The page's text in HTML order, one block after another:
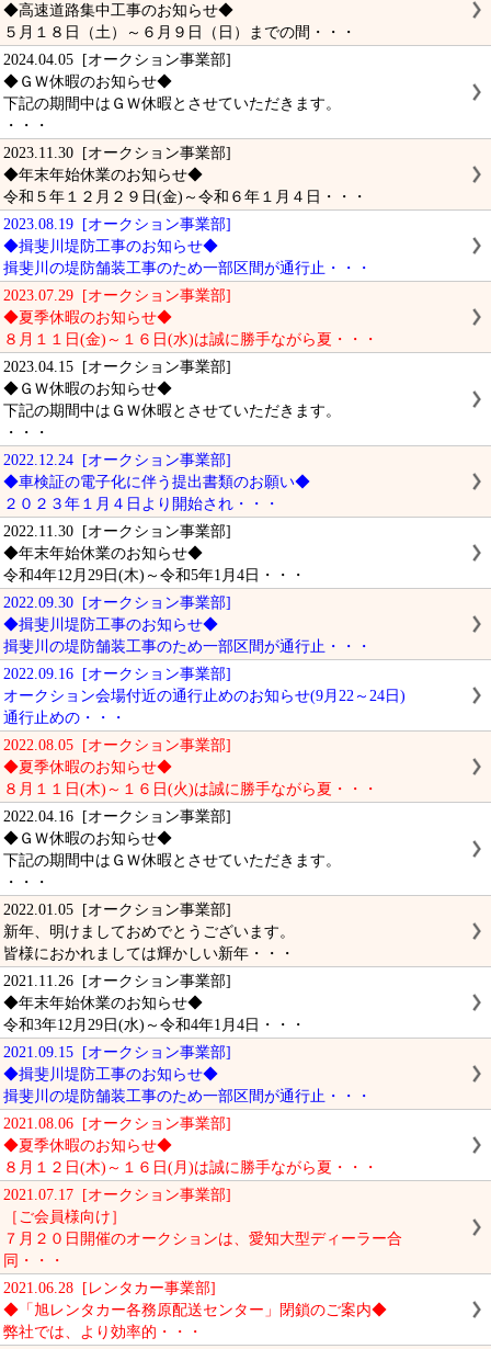
◆高速道路集中工事のお知らせ◆
５月１８日（土）～６月９日（日）までの間・・・
2024.04.05 [オークション事業部]
◆ＧＷ休暇のお知らせ◆
下記の期間中はＧＷ休暇とさせていただきます。
・・・
2023.11.30 [オークション事業部]
◆年末年始休業のお知らせ◆
令和５年１２月２９日(金)～令和６年１月４日・・・
2023.08.19 [オークション事業部]
◆揖斐川堤防工事のお知らせ◆
揖斐川の堤防舗装工事のため一部区間が通行止・・・
2023.07.29 [オークション事業部]
◆夏季休暇のお知らせ◆
８月１１日(金)～１６日(水)は誠に勝手ながら夏・・・
2023.04.15 [オークション事業部]
◆ＧＷ休暇のお知らせ◆
下記の期間中はＧＷ休暇とさせていただきます。
・・・
2022.12.24 [オークション事業部]
◆車検証の電子化に伴う提出書類のお願い◆
２０２３年１月４日より開始され・・・
2022.11.30 [オークション事業部]
◆年末年始休業のお知らせ◆
令和4年12月29日(木)～令和5年1月4日・・・
2022.09.30 [オークション事業部]
◆揖斐川堤防工事のお知らせ◆
揖斐川の堤防舗装工事のため一部区間が通行止・・・
2022.09.16 [オークション事業部]
オークション会場付近の通行止めのお知らせ(9月22～24日)
通行止めの・・・
2022.08.05 [オークション事業部]
◆夏季休暇のお知らせ◆
８月１１日(木)～１６日(火)は誠に勝手ながら夏・・・
2022.04.16 [オークション事業部]
◆ＧＷ休暇のお知らせ◆
下記の期間中はＧＷ休暇とさせていただきます。
・・・
2022.01.05 [オークション事業部]
新年、明けましておめでとうございます。
皆様におかれましては輝かしい新年・・・
2021.11.26 [オークション事業部]
◆年末年始休業のお知らせ◆
令和3年12月29日(水)～令和4年1月4日・・・
2021.09.15 [オークション事業部]
◆揖斐川堤防工事のお知らせ◆
揖斐川の堤防舗装工事のため一部区間が通行止・・・
2021.08.06 [オークション事業部]
◆夏季休暇のお知らせ◆
８月１２日(木)～１６日(月)は誠に勝手ながら夏・・・
2021.07.17 [オークション事業部]
［ご会員様向け］
７月２０日開催のオークションは、愛知大型ディーラー合
同・・・
2021.06.28 [レンタカー事業部]
◆「旭レンタカー各務原配送センター」閉鎖のご案内◆
弊社では、より効率的・・・